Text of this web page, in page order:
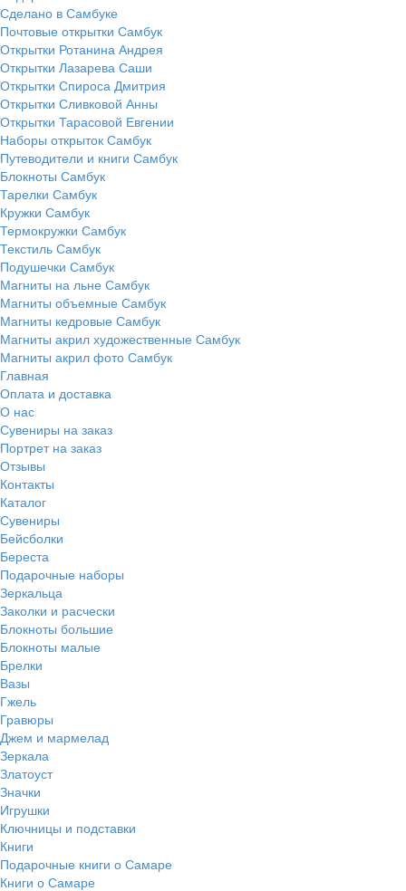
Сделано в Самбуке
Почтовые открытки Самбук
Открытки Ротанина Андрея
Открытки Лазарева Саши
Открытки Спироса Дмитрия
Открытки Сливковой Анны
Открытки Тарасовой Евгении
Наборы открыток Самбук
Путеводители и книги Самбук
Блокноты Самбук
Тарелки Самбук
Кружки Самбук
Термокружки Самбук
Текстиль Самбук
Подушечки Самбук
Магниты на льне Самбук
Магниты объемные Самбук
Магниты кедровые Самбук
Магниты акрил художественные Самбук
Магниты акрил фото Самбук
Главная
Оплата и доставка
О нас
Сувениры на заказ
Портрет на заказ
Отзывы
Контакты
Каталог
Сувениры
Бейсболки
Береста
Подарочные наборы
Зеркальца
Заколки и расчески
Блокноты большие
Блокноты малые
Брелки
Вазы
Гжель
Гравюры
Джем и мармелад
Зеркала
Златоуст
Значки
Игрушки
Ключницы и подставки
Книги
Подарочные книги о Самаре
Книги о Самаре